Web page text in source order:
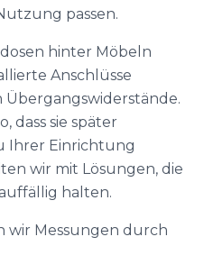
passen.
hinter Möbeln
Anschlüsse
dass sie später
Ihrer Einrichtung
wir mit Lösungen, die
halten.
wir Messungen durch